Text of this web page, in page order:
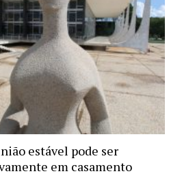
estável pode ser
em casamento